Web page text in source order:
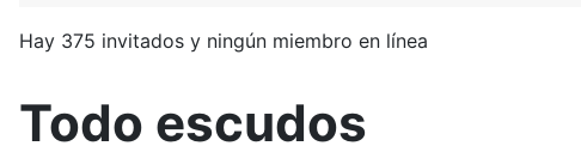
Hay 375 invitados y ningún miembro en línea
Todo escudos